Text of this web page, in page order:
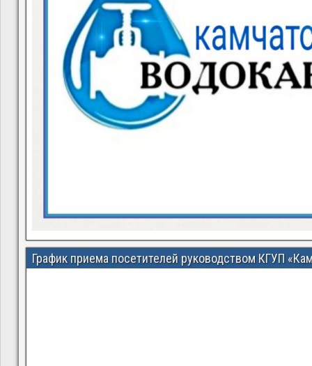
График приема посетителей руководством КГУП